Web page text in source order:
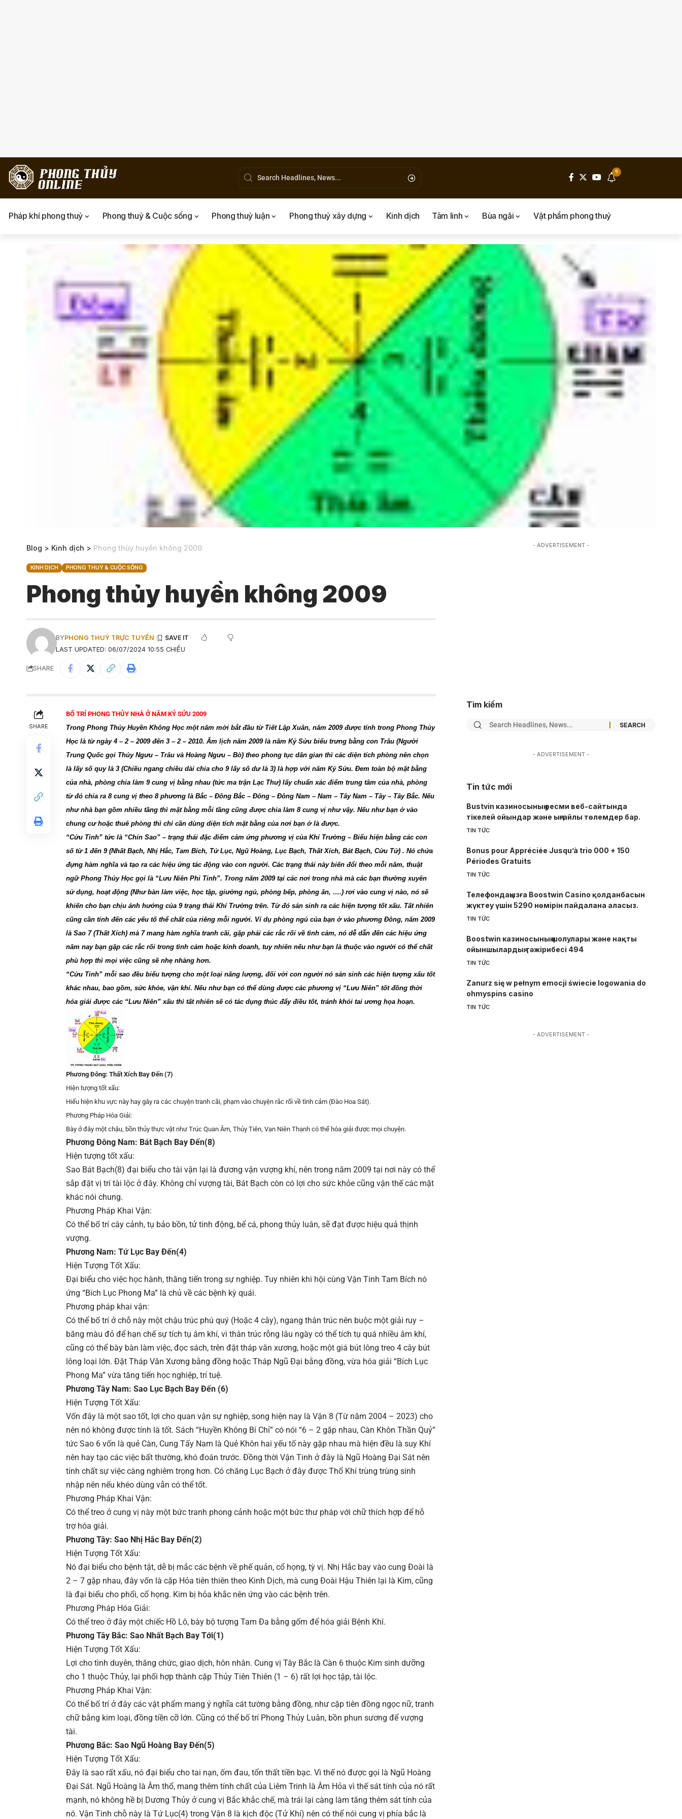
9
Pháp khí phong thuỷ Phong thuỷ & Cuộc sống Phong thuỷ luận Phong thuỷ xây dựng Kinh dịch Tâm linh Bùa ngãi Vật phẩm phong thuỷ
Blog > Kinh dịch > Phong thủy huyền không 2009
KINH DỊCH PHONG THUỶ & CUỘC SỐNG
Phong thủy huyền không 2009
LAST UPDATED: 06/07/2024 10:55 CHIỀU
BYPHONG THUỶ TRỰC TUYẾN
SHARE
SHARE
BỐ TRÍ PHONG THỦY NHÀ Ở NĂM KỶ SỬU 2009
Trong Phong Thủy Huyền Không Học một năm mới bắt đầu từ Tiết Lập Xuân, năm 2009 được tính trong Phong Thủy
Học là từ ngày 4 – 2 – 2009 đến 3 – 2 – 2010. Âm lịch năm 2009 là năm Kỷ Sửu biểu trưng bằng con Trâu (Người
Trung Quốc gọi Thủy Ngưu – Trâu và Hoàng Ngưu – Bò) theo phong tục dân gian thì các diện tích phòng nên chọn
là lấy số quy là 3 (Chiều ngang chiều dài chia cho 9 lấy số dư là 3) là hợp với năm Kỷ Sửu. Đem toàn bộ mặt bằng
của nhà, phòng chia làm 9 cung vị bằng nhau (tức ma trận Lạc Thư) lấy chuẩn xác điểm trung tâm của nhà, phòng
từ đó chia ra 8 cung vị theo 8 phương là Bắc – Đông Bắc – Đông – Đông Nam – Nam – Tây Nam – Tây – Tây Bắc. Nếu
như nhà bạn gồm nhiều tầng thì mặt bằng mỗi tầng cũng được chia làm 8 cung vị như vậy. Nếu như bạn ở vào
chung cư hoặc thuê phòng thì chỉ cần dùng diện tích mặt bằng của nơi bạn ở là được.
“Cửu Tinh” tức là “Chín Sao” – trạng thái đặc điểm cảm ứng phương vị của Khí Trường – Biểu hiện bằng các con
số từ 1 đến 9 (Nhất Bạch, Nhị Hắc, Tam Bích, Tứ Lục, Ngũ Hoàng, Lục Bạch, Thất Xích, Bát Bạch, Cửu Tử) . Nó chứa
đựng hàm nghĩa và tạo ra các hiệu ứng tác động vào con người. Các trạng thái này biến đổi theo mỗi năm, thuật
ngữ Phong Thủy Học gọi là “Lưu Niên Phi Tinh”. Trong năm 2009 tại các nơi trong nhà mà các bạn thường xuyên
sử dụng, hoạt động (Như bàn làm việc, học tập, giường ngủ, phòng bếp, phòng ăn, ….) rơi vào cung vị nào, nó sẽ
khiến cho bạn chịu ảnh hưởng của 9 trạng thái Khí Trường trên. Từ đó sản sinh ra các hiện tượng tốt xấu. Tất nhiên
cũng cần tính đến các yếu tố thể chất của riêng mỗi người. Ví dụ phòng ngủ của bạn ở vào phương Đông, năm 2009
là Sao 7 (Thất Xích) mà 7 mang hàm nghĩa tranh cãi, gặp phải các rắc rối về tình cảm, nó dễ dẫn đến các hiệu ứng
năm nay bạn gặp các rắc rối trong tình cảm hoặc kinh doanh, tuy nhiên nếu như bạn là thuộc vào người có thể chất
phù hợp thì mọi việc cũng sẽ nhẹ nhàng hơn.
“Cửu Tinh” mỗi sao đều biểu tượng cho một loại năng lượng, đối với con người nó sản sinh các hiện tượng xấu tốt
khác nhau, bao gồm, sức khỏe, vận khí. Nếu như bạn có thể dùng được các phương vị “Lưu Niên” tốt đồng thời
hóa giải được các “Lưu Niên” xấu thì tất nhiên sẽ có tác dụng thúc đẩy điều tốt, tránh khỏi tai ương họa hoạn.
Phương Đông: Thất Xích Bay Đến (7)
Hiện tượng tốt xấu:
Hiểu hiện khu vực này hay gây ra các chuyện tranh cãi, phạm vào chuyện rắc rối về tình cảm (Đào Hoa Sát).
Phương Pháp Hóa Giải:
Bày ở đây một chậu, bồn thủy thực vật như Trúc Quan Âm, Thủy Tiên, Vạn Niên Thanh có thể hóa giải được mọi chuyện.
Phương Đông Nam: Bát Bạch Bay Đến(8)
Hiện tượng tốt xấu:
Sao Bát Bạch(8) đại biểu cho tài vận lại là đương vận vượng khí, nên trong năm 2009 tại nơi này có thể
sắp đặt vị trí tài lộc ở đây. Không chỉ vượng tài, Bát Bạch còn có lợi cho sức khỏe cũng vận thế các mặt
khác nói chung.
Phương Pháp Khai Vận:
Có thể bố trí cây cảnh, tụ bảo bồn, tử tinh động, bể cá, phong thủy luân, sẽ đạt được hiệu quả thịnh
vượng.
Phương Nam: Tứ Lục Bay Đến(4)
Hiện Tượng Tốt Xấu:
Đại biểu cho việc học hành, thăng tiến trong sự nghiệp. Tuy nhiên khi hội cùng Vận Tinh Tam Bích nó
ứng “Bích Lục Phong Ma” là chủ về các bệnh kỳ quái.
Phương pháp khai vận:
Có thể bố trí ở chỗ này một chậu trúc phú quý (Hoặc 4 cây), ngang thân trúc nên buộc một giải ruy –
băng màu đỏ để hạn chế sự tích tụ âm khí, vì thân trúc rỗng lâu ngày có thể tích tụ quá nhiều âm khí,
cũng có thể bày bàn làm việc, đọc sách, trên đặt tháp văn xương, hoặc một giá bút lông treo 4 cây bút
lông loại lớn. Đặt Tháp Văn Xương bằng đồng hoặc Tháp Ngũ Đại bằng đồng, vừa hóa giải “Bích Lục
Phong Ma” vừa tăng tiến học nghiệp, trí tuệ.
Phương Tây Nam: Sao Lục Bạch Bay Đến (6)
Hiện Tượng Tốt Xấu:
Vốn đây là một sao tốt, lợi cho quan vận sự nghiệp, song hiện nay là Vận 8 (Từ năm 2004 – 2023) cho
nên nó không được tính là tốt. Sách “Huyền Không Bí Chỉ” có nói “6 – 2 gặp nhau, Càn Khôn Thần Quỷ”
tức Sao 6 vốn là quẻ Càn, Cung Tấy Nam là Quẻ Khôn hai yếu tố này gặp nhau mà hiện đều là suy Khí
nên hay tạo các việc bất thường, khó đoán trước. Đồng thời Vận Tinh ở đây là Ngũ Hoàng Đại Sát nên
tính chất sự việc càng nghiêm trọng hơn. Có chăng Lục Bạch ở đây được Thổ Khí trùng trùng sinh
nhập nên nếu khéo dùng vẫn có thể tốt.
Phương Pháp Khai Vận:
Có thể treo ở cung vị này một bức tranh phong cảnh hoặc một bức thư pháp với chữ thích hợp để hỗ
trợ hóa giải.
Phương Tây: Sao Nhị Hắc Bay Đến(2)
Hiện Tượng Tốt Xấu:
Nó đại biểu cho bệnh tật, dễ bị mắc các bệnh về phế quản, cổ họng, tỳ vị. Nhị Hắc bay vào cung Đoài là
2 – 7 gặp nhau, đây vốn là cặp Hỏa tiên thiên theo Kinh Dịch, mà cung Đoài Hậu Thiên lại là Kim, cũng
là đại biểu cho phổi, cổ họng. Kim bị hỏa khắc nên ứng vào các bệnh trên.
Phương Pháp Hóa Giải:
Có thể treo ở đây một chiếc Hồ Lô, bày bộ tượng Tam Đa bằng gốm để hóa giải Bệnh Khí.
Phương Tây Bắc: Sao Nhất Bạch Bay Tới(1)
Hiện Tượng Tốt Xấu:
Lợi cho tình duyên, thăng chức, giao dịch, hôn nhân. Cung vị Tây Bắc là Càn 6 thuộc Kim sinh dưỡng
cho 1 thuộc Thủy, lại phối hợp thành cặp Thủy Tiên Thiên (1 – 6) rất lợi học tập, tài lộc.
Phương Pháp Khai Vận:
Có thể bố trí ở đây các vật phẩm mang ý nghĩa cát tường bằng đồng, như cặp tiên đồng ngọc nữ, tranh
chữ bằng kim loại, đồng tiền cỡ lớn. Cũng có thể bố trí Phong Thủy Luân, bồn phun sương để vượng
tài.
Phương Bắc: Sao Ngũ Hoàng Bay Đến(5)
Hiện Tượng Tốt Xấu:
Đây là sao rất xấu, nó đại biểu cho tai nạn, ốm đau, tổn thất tiền bạc. Vì thế nó được gọi là Ngũ Hoàng
Đại Sát. Ngũ Hoàng là Âm thổ, mang thêm tính chất của Liêm Trinh là Âm Hỏa vì thế sát tính của nó rất
mạnh, nó không hề bị Dương Thủy ở cung vị Bắc khắc chế, mà trái lại càng làm tăng thêm sát tính của
nó. Vận Tinh chỗ này là Tứ Lục(4) trong Vận 8 là kịch độc (Tử Khí) nên có thể nói cung vị phía bắc là
- ADVERTISEMENT -
Tìm kiếm
- ADVERTISEMENT -
Tin tức mới
Bustvin казиносының ресми веб-сайтында
тікелей ойындар және ыңғайлы төлемдер бар.
TIN TỨC
Bonus pour Appréciée Jusqu’à trio 000 + 150
Périodes Gratuits
TIN TỨC
Телефондаңызға Boostwin Casino қолданбасын
жүктеу үшін 5290 нөмірін пайдалана аласыз.
TIN TỨC
Boostwin казиносының шолулары және нақты
ойыншылардың тәжірибесі 494
TIN TỨC
Zanurz się w pełnym emocji świecie logowania do
ohmyspins casino
TIN TỨC
- ADVERTISEMENT -